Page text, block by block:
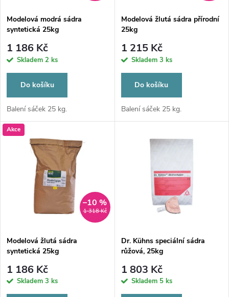
p
r
o
d
u
s
p
r
o
d
u
Modelová modrá sádra
syntetická 25kg
1 186 Kč
Skladem 2 ks
Do košíku
Balení sáček 25 kg.
Modelová žlutá sádra přírodní
25kg
1 215 Kč
Skladem 3 ks
Do košíku
Balení sáček 25 kg.
Akce
1 318 Kč
–10 %
Modelová žlutá sádra
syntetická 25kg
1 186 Kč
Skladem 3 ks
Dr. Kühns speciální sádra
růžová, 25kg
1 803 Kč
Skladem 5 ks